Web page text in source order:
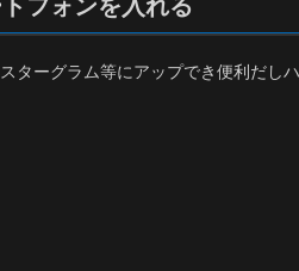
フォンを入れる
ターグラム等にアップでき便利だし